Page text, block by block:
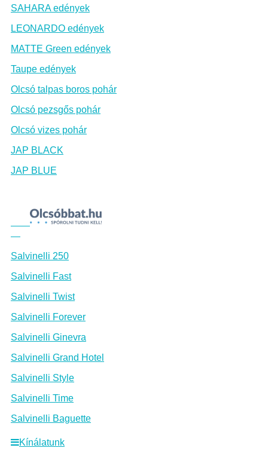
SAHARA edények
LEONARDO edények
MATTE Green edények
Taupe edények
Olcsó talpas boros pohár
Olcsó pezsgős pohár
Olcsó vizes pohár
JAP BLACK
JAP BLUE
Salvinelli 250
Salvinelli Fast
Salvinelli Twist
Salvinelli Forever
Salvinelli Ginevra
Salvinelli Grand Hotel
Salvinelli Style
Salvinelli Time
Salvinelli Baguette
Kínálatunk